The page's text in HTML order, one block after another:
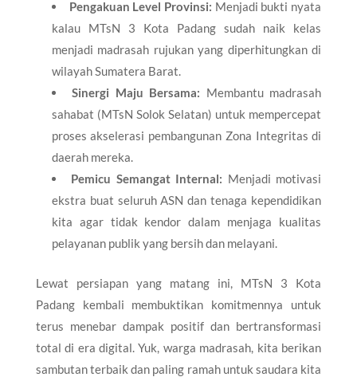
Pengakuan Level Provinsi: Menjadi bukti nyata
kalau MTsN 3 Kota Padang sudah naik kelas
menjadi madrasah rujukan yang diperhitungkan di
wilayah Sumatera Barat.
Sinergi Maju Bersama: Membantu madrasah
sahabat (MTsN Solok Selatan) untuk mempercepat
proses akselerasi pembangunan Zona Integritas di
daerah mereka.
Pemicu Semangat Internal: Menjadi motivasi
ekstra buat seluruh ASN dan tenaga kependidikan
kita agar tidak kendor dalam menjaga kualitas
pelayanan publik yang bersih dan melayani.
Lewat persiapan yang matang ini, MTsN 3 Kota
Padang kembali membuktikan komitmennya untuk
terus menebar dampak positif dan bertransformasi
total di era digital. Yuk, warga madrasah, kita berikan
sambutan terbaik dan paling ramah untuk saudara kita